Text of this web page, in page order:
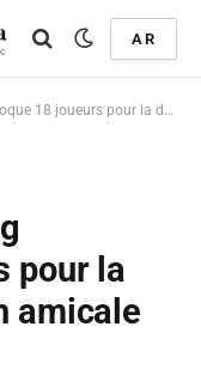
AR
confrontation amicale face à la Lettonie
pour la
amicale